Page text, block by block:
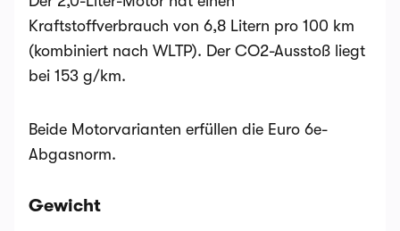
Kraftstoffverbrauch von 6,8 Litern pro 100 km
(kombiniert nach WLTP). Der CO2-Ausstoß liegt
bei 153 g/km.
Beide Motorvarianten erfüllen die Euro 6e-
Abgasnorm.
Gewicht